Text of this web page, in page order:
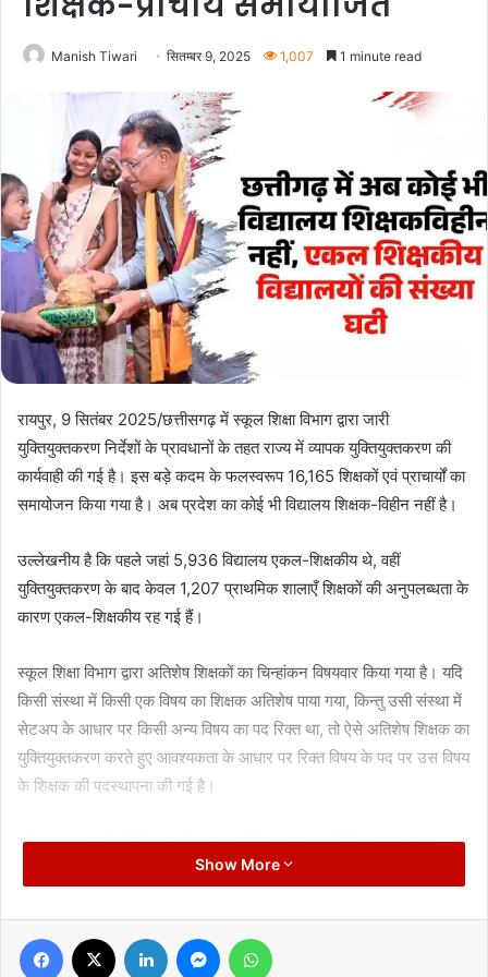
Manish Tiwari सितम्बर 9, 2025 1,007 1 minute read
रायपुर, 9 सितंबर 2025/छत्तीसगढ़ में स्कूल शिक्षा विभाग द्वारा जारी
युक्तियुक्तकरण निर्देशों के प्रावधानों के तहत राज्य में व्यापक युक्तियुक्तकरण की
कार्यवाही की गई है। इस बड़े कदम के फलस्वरूप 16,165 शिक्षकों एवं प्राचार्यों का
समायोजन किया गया है। अब प्रदेश का कोई भी विद्यालय शिक्षक-विहीन नहीं है।
उल्लेखनीय है कि पहले जहां 5,936 विद्यालय एकल-शिक्षकीय थे, वहीं
युक्तियुक्तकरण के बाद केवल 1,207 प्राथमिक शालाएँ शिक्षकों की अनुपलब्धता के
कारण एकल-शिक्षकीय रह गई हैं।
स्कूल शिक्षा विभाग द्वारा अतिशेष शिक्षकों का चिन्हांकन विषयवार किया गया है। यदि
किसी संस्था में किसी एक विषय का शिक्षक अतिशेष पाया गया, किन्तु उसी संस्था में
सेटअप के आधार पर किसी अन्य विषय का पद रिक्त था, तो ऐसे अतिशेष शिक्षक का
युक्तियुक्तकरण करते हुए आवश्यकता के आधार पर रिक्त विषय के पद पर उस विषय
के शिक्षक की पदस्थापना की गई है।
युक्तियुक्तकरण निर्देशों के अंतर्गत, शालाओं में पदस्थापना तिथि के आधार पर
अतिशेष शिक्षकों का चिन्हांकन किया गया है। इस दौरान विषय, विकलांगता तथा
इसके अलावा, अतिशेष शिक्षकों की गणना उनकी सेवा पुस्तिका में दर्ज मूल विषय के
Show More
Facebook LinkedIn Messenger